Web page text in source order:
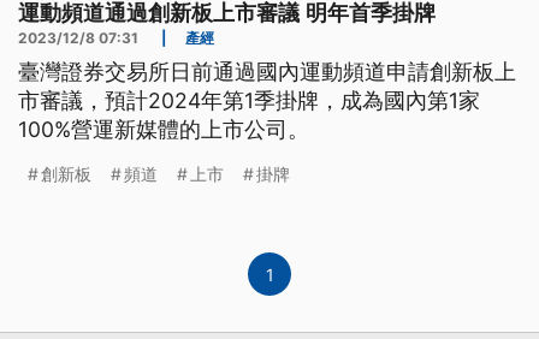
運動頻道通過創新板上市審議 明年首季掛牌
2023/12/8 07:31 產經
臺灣證券交易所日前通過國內運動頻道申請創新板上
市審議，預計2024年第1季掛牌，成為國內第1家
100%營運新媒體的上市公司。
創新板 頻道 上市 掛牌
1